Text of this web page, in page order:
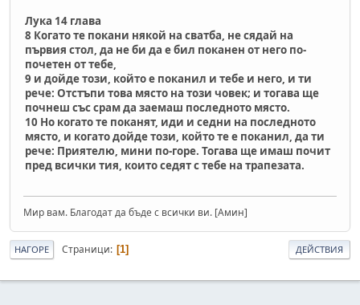
Лука 14 глава
8 Когато те покани някой на сватба, не сядай на
първия стол, да не би да е бил поканен от него по-
почетен от тебе,
9 и дойде този, който е поканил и тебе и него, и ти
рече: Отстъпи това място на този човек; и тогава ще
почнеш със срам да заемаш последното място.
10 Но когато те поканят, иди и седни на последното
място, и когато дойде този, който те е поканил, да ти
рече: Приятелю, мини по-горе. Тогава ще имаш почит
пред всички тия, които седят с тебе на трапезата.
Мир вам. Благодат да бъде с всички ви. [Амин]
НАГОРЕ Страници 1 ДЕЙСТВИЯ